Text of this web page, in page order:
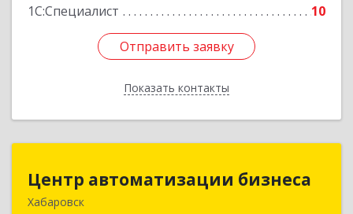
1С:Специалист
10
Отправить заявку
Показать контакты
Отправить заявку
Назад
Центр автоматизации бизнеса
Хабаровск
Центр автоматизации бизнеса
680030, Хабаровский край, Хабаровск г, Ленина